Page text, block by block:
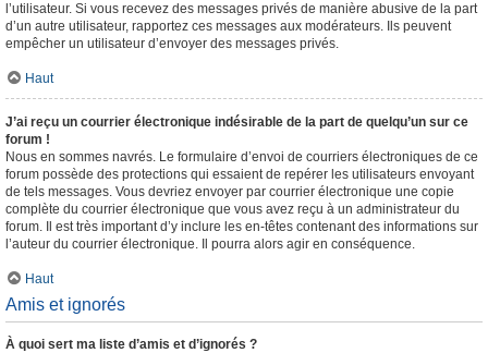
l’utilisateur. Si vous recevez des messages privés de manière abusive de la part
d’un autre utilisateur, rapportez ces messages aux modérateurs. Ils peuvent
empêcher un utilisateur d’envoyer des messages privés.
Haut
J’ai reçu un courrier électronique indésirable de la part de quelqu’un sur ce
forum !
Nous en sommes navrés. Le formulaire d’envoi de courriers électroniques de ce
forum possède des protections qui essaient de repérer les utilisateurs envoyant
de tels messages. Vous devriez envoyer par courrier électronique une copie
complète du courrier électronique que vous avez reçu à un administrateur du
forum. Il est très important d’y inclure les en-têtes contenant des informations sur
l’auteur du courrier électronique. Il pourra alors agir en conséquence.
Haut
Amis et ignorés
À quoi sert ma liste d’amis et d’ignorés ?